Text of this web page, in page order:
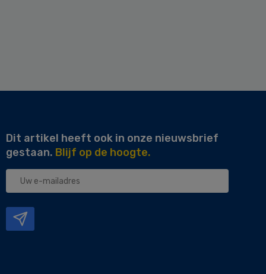
Dit artikel heeft ook in onze nieuwsbrief
gestaan. Blijf op de hoogte.
Uw